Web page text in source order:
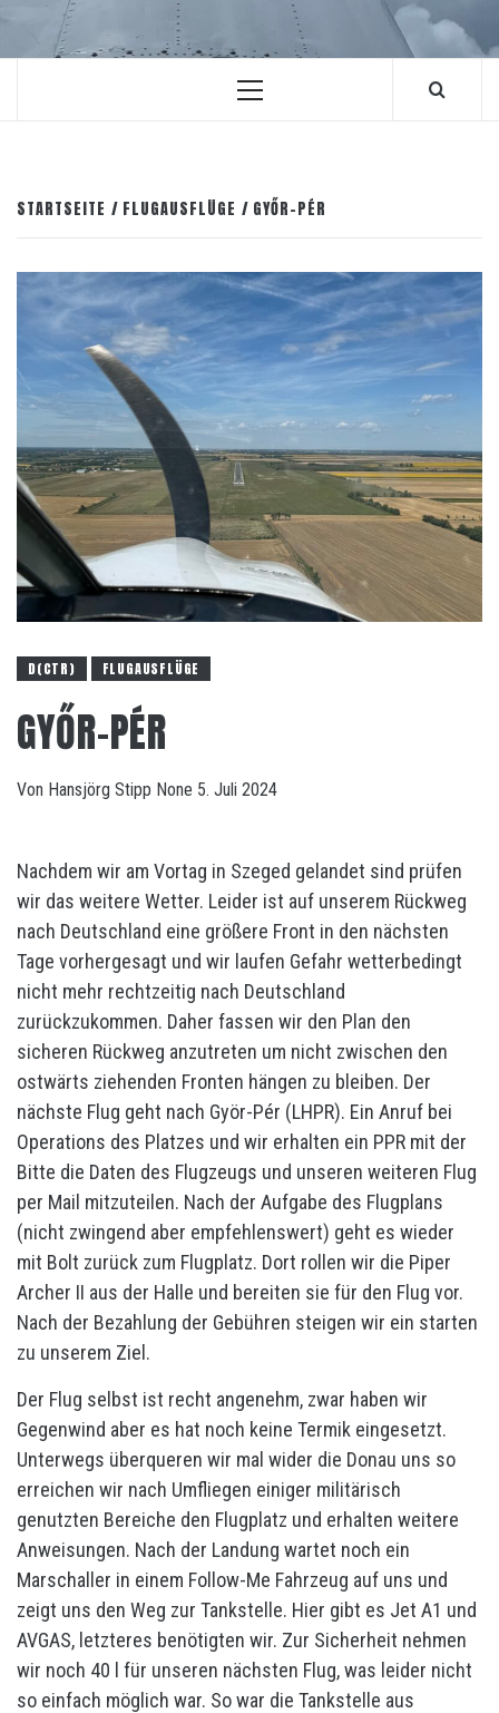
Primäres
STARTSEITE FLUGAUSFLÜGE GYŐR-PÉR
D(CTR) FLUGAUSFLÜGE
GYŐR-PÉR
Von Hansjörg Stipp None 5. Juli 2024
Nachdem wir am Vortag in Szeged gelandet sind prüfen
wir das weitere Wetter. Leider ist auf unserem Rückweg
nach Deutschland eine größere Front in den nächsten
Tage vorhergesagt und wir laufen Gefahr wetterbedingt
nicht mehr rechtzeitig nach Deutschland
zurückzukommen. Daher fassen wir den Plan den
sicheren Rückweg anzutreten um nicht zwischen den
ostwärts ziehenden Fronten hängen zu bleiben. Der
nächste Flug geht nach Györ-Pér (LHPR). Ein Anruf bei
Operations des Platzes und wir erhalten ein PPR mit der
Bitte die Daten des Flugzeugs und unseren weiteren Flug
per Mail mitzuteilen. Nach der Aufgabe des Flugplans
(nicht zwingend aber empfehlenswert) geht es wieder
mit Bolt zurück zum Flugplatz. Dort rollen wir die Piper
Archer II aus der Halle und bereiten sie für den Flug vor.
Nach der Bezahlung der Gebühren steigen wir ein starten
zu unserem Ziel.
Der Flug selbst ist recht angenehm, zwar haben wir
Gegenwind aber es hat noch keine Termik eingesetzt.
Unterwegs überqueren wir mal wider die Donau uns so
erreichen wir nach Umfliegen einiger militärisch
genutzten Bereiche den Flugplatz und erhalten weitere
Anweisungen. Nach der Landung wartet noch ein
Marschaller in einem Follow-Me Fahrzeug auf uns und
zeigt uns den Weg zur Tankstelle. Hier gibt es Jet A1 und
AVGAS, letzteres benötigten wir. Zur Sicherheit nehmen
wir noch 40 l für unseren nächsten Flug, was leider nicht
so einfach möglich war. So war die Tankstelle aus